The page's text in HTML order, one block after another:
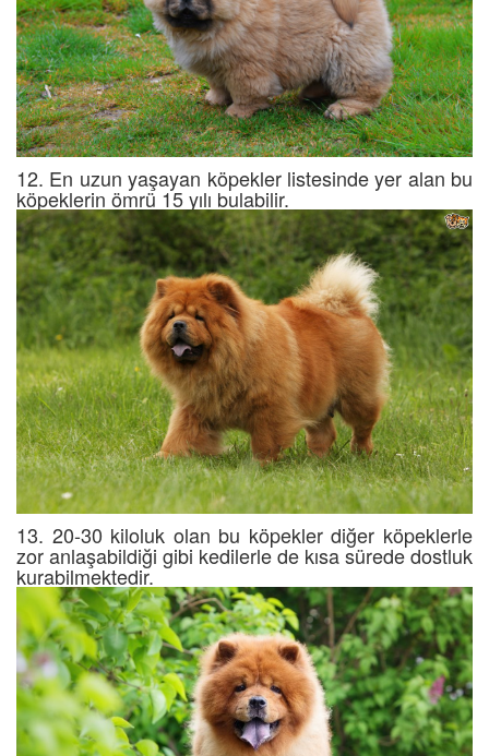
12. En uzun yaşayan köpekler listesinde yer alan bu
köpeklerin ömrü 15 yılı bulabilir.
13. 20-30 kiloluk olan bu köpekler diğer köpeklerle
zor anlaşabildiği gibi kedilerle de kısa sürede dostluk
kurabilmektedir.